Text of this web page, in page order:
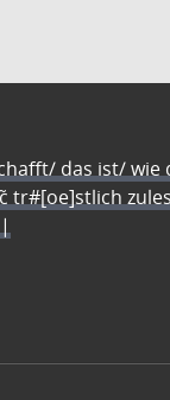
das ist/